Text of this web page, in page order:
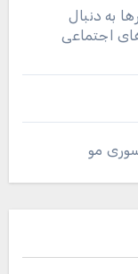
به دنبال
اجتماعی
مو